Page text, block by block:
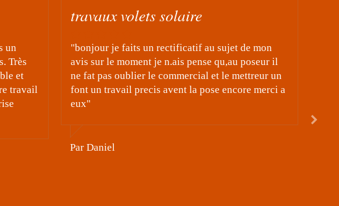
de mon
poseur il
un
merci a
volets solaire
"je viens de faire installer des volerts solaire par
l,entreprise ccj17 je suis ravi de ces travaux par
des ouvriers tres competant et tres professionel en
laissant un chantier propre merci a eux "